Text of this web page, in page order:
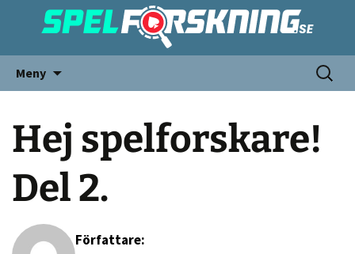
Meny
Hej spelforskare!
Del 2.
Författare: